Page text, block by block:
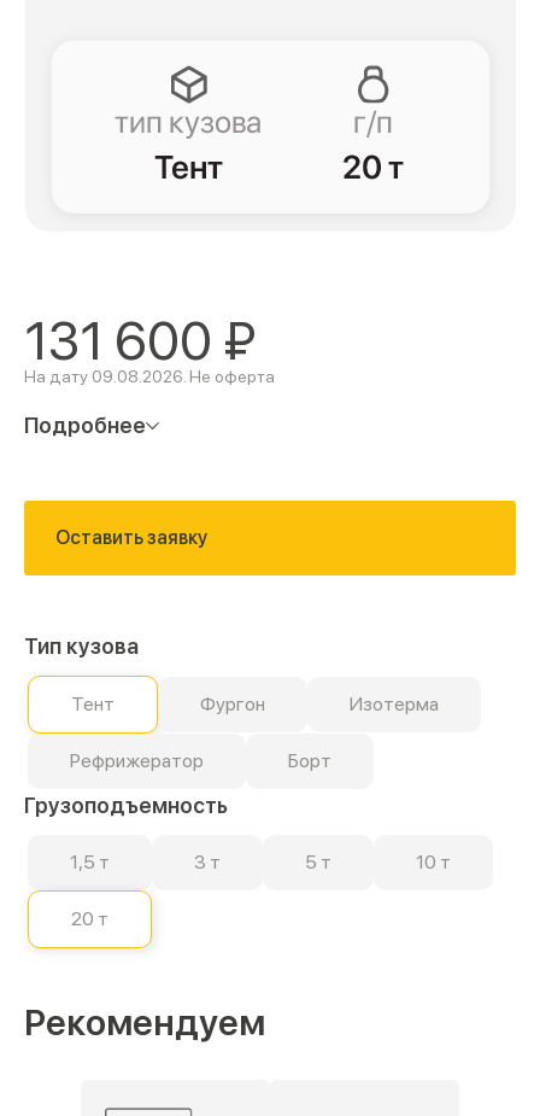
131 600 ₽
На дату 09.08.2026. Не оферта
Подробнее
Оставить заявку
Тип кузова
Тент Фургон Изотерма
Рефрижератор Борт
Грузоподъемность
1,5 т 3 т 5 т 10 т
20 т
Рекомендуем